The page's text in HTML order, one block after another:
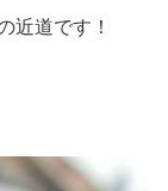
近道です！